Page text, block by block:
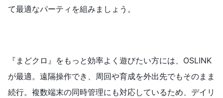
て最適なパーティを組みましょう。
『まどクロ』をもっと効率よく遊びたい方には、OSLINK
が最適。遠隔操作でき、周回や育成を外出先でもそのまま
続行。複数端末の同時管理にも対応しているため、デイリ